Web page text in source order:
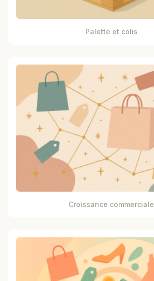
Palette et colis
Croissance commerciale